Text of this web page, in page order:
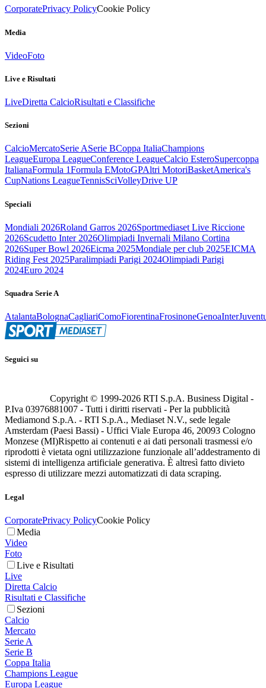
CorporatePrivacy PolicyCookie Policy
Media
VideoFoto
Live e Risultati
LiveDiretta CalcioRisultati e Classifiche
Sezioni
CalcioMercatoSerie ASerie BCoppa ItaliaChampions
LeagueEuropa LeagueConference LeagueCalcio EsteroSupercoppa
ItalianaFormula 1Formula EMotoGPAltri MotoriBasketAmerica's
CupNations LeagueTennisSciVolleyDrive UP
Speciali
Mondiali 2026Roland Garros 2026Sportmediaset Live Riccione
2026Scudetto Inter 2026Olimpiadi Invernali Milano Cortina
2026Super Bowl 2026Eicma 2025Mondiale per club 2025EICMA
Riding Fest 2025Paralimpiadi Parigi 2024Olimpiadi Parigi
2024Euro 2024
Squadra Serie A
AtalantaBolognaCagliariComoFiorentinaFrosinoneGenoaInter
Seguici su
Copyright © 1999-2026 RTI S.p.A. Business Digital -
P.Iva 03976881007 - Tutti i diritti riservati - Per la pubblicità
Mediamond S.p.A. - RTI S.p.A., Mediaset N.V., sede legale
Amsterdam (Paesi Bassi) - Uffici Viale Europa 46, 20093 Cologno
Monzese (MI)Rispetto ai contenuti e ai dati personali trasmessi e/o
riprodotti è vietata ogni utilizzazione funzionale all’addestramento di
sistemi di intelligenza artificiale generativa. È altresì fatto divieto
espresso di utilizzare mezzi automatizzati di data scraping.
Legal
CorporatePrivacy PolicyCookie Policy
Media
Video
Foto
Live e Risultati
Live
Diretta Calcio
Risultati e Classifiche
Sezioni
Calcio
Mercato
Serie A
Serie B
Coppa Italia
Champions League
Europa League